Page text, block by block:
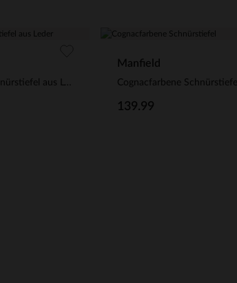
Manfield
Cognacfarbene Schnürstiefel
139.99